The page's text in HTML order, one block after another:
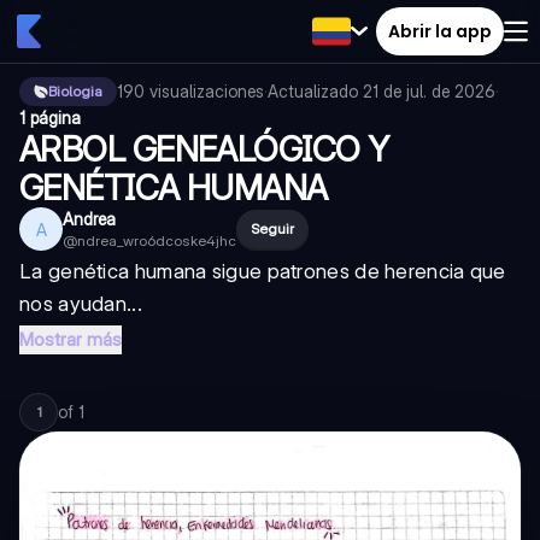
Abrir la app
Biologia 190 visualizaciones·Actualizado 21 de jul. de 2026·
1 página
ARBOL GENEALÓGICO Y
GENÉTICA HUMANA
A Andrea
@ndrea_wro6dcoske4jhc
Seguir
La genética humana sigue patrones de herencia que
nos ayudan...
Mostrar más
1 of 1